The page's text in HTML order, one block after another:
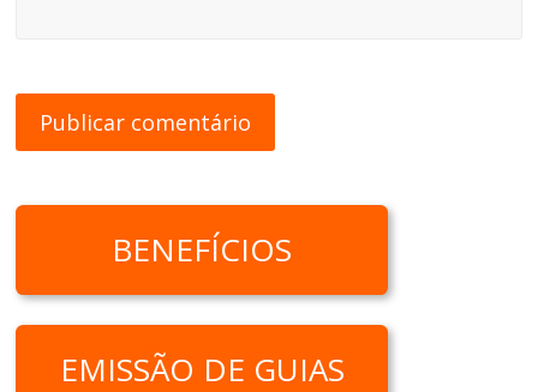
BENEFÍCIOS
EMISSÃO DE GUIAS